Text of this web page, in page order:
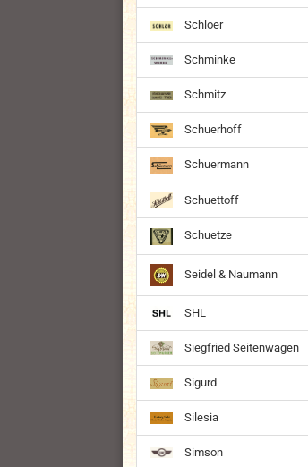
Schloer
Schminke
Schmitz
Schuerhoff
Schuermann
Schuettoff
Schuetze
Seidel & Naumann
SHL
Siegfried Seitenwagen
Sigurd
Silesia
Simson